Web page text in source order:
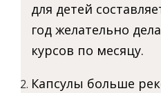
для детей
год желательно
курсов по месяцу.
Капсулы больше